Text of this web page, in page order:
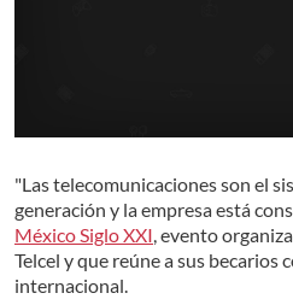
"Las telecomunicaciones son el
generación y la empresa está
México Siglo XXI, evento
Telcel y que reúne a sus becarios
internacional.